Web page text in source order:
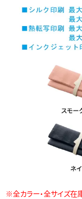
※全カラー・全サイズ在